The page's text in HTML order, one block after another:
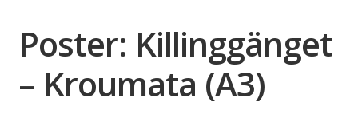
Poster: Killinggänget
– Kroumata (A3)